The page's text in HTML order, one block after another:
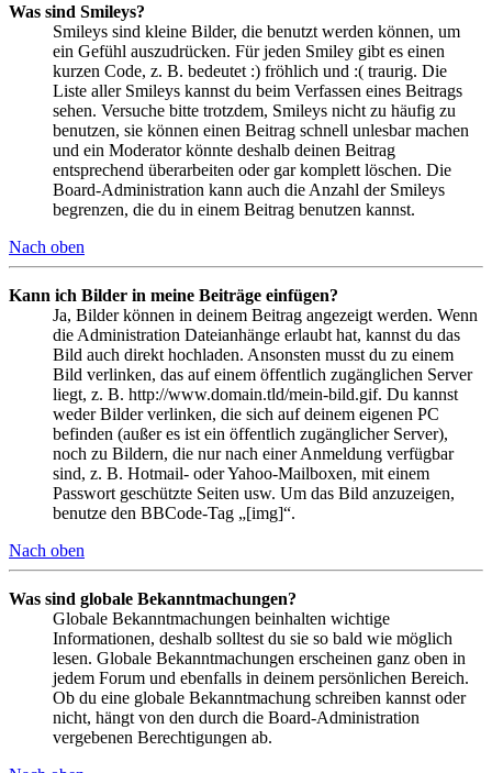
Was sind Smileys?
Smileys sind kleine Bilder, die benutzt werden können, um
ein Gefühl auszudrücken. Für jeden Smiley gibt es einen
kurzen Code, z. B. bedeutet :) fröhlich und :( traurig. Die
Liste aller Smileys kannst du beim Verfassen eines Beitrags
sehen. Versuche bitte trotzdem, Smileys nicht zu häufig zu
benutzen, sie können einen Beitrag schnell unlesbar machen
und ein Moderator könnte deshalb deinen Beitrag
entsprechend überarbeiten oder gar komplett löschen. Die
Board-Administration kann auch die Anzahl der Smileys
begrenzen, die du in einem Beitrag benutzen kannst.
Nach oben
Kann ich Bilder in meine Beiträge einfügen?
Ja, Bilder können in deinem Beitrag angezeigt werden. Wenn
die Administration Dateianhänge erlaubt hat, kannst du das
Bild auch direkt hochladen. Ansonsten musst du zu einem
Bild verlinken, das auf einem öffentlich zugänglichen Server
liegt, z. B. http://www.domain.tld/mein-bild.gif. Du kannst
weder Bilder verlinken, die sich auf deinem eigenen PC
befinden (außer es ist ein öffentlich zugänglicher Server),
noch zu Bildern, die nur nach einer Anmeldung verfügbar
sind, z. B. Hotmail- oder Yahoo-Mailboxen, mit einem
Passwort geschützte Seiten usw. Um das Bild anzuzeigen,
benutze den BBCode-Tag „[img]“.
Nach oben
Was sind globale Bekanntmachungen?
Globale Bekanntmachungen beinhalten wichtige
Informationen, deshalb solltest du sie so bald wie möglich
lesen. Globale Bekanntmachungen erscheinen ganz oben in
jedem Forum und ebenfalls in deinem persönlichen Bereich.
Ob du eine globale Bekanntmachung schreiben kannst oder
nicht, hängt von den durch die Board-Administration
vergebenen Berechtigungen ab.